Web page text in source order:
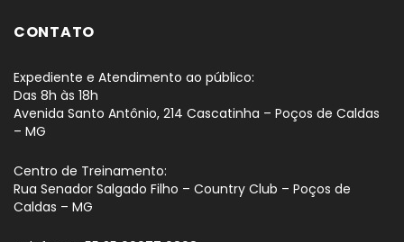
CONTATO
Expediente e Atendimento ao público:
Das 8h às 18h
Avenida Santo Antônio, 214 Cascatinha – Poços de Caldas
– MG
Centro de Treinamento:
Rua Senador Salgado Filho – Country Club – Poços de
Caldas – MG